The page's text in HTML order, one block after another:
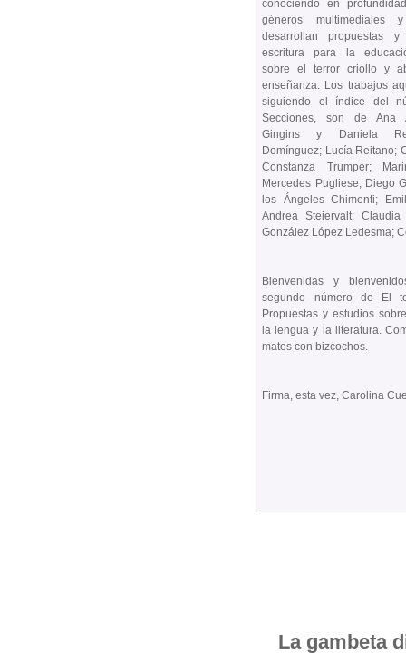
conociendo en
géneros multimediales
desarrollan propuestas
escritura para la
sobre el terror criollo y
enseñanza. Los trabajos
siguiendo el índice del
Secciones, son de Ana
Gingins y Daniela
Domínguez; Lucía Reitano;
Constanza Trumper;
Mercedes Pugliese; Diego
los Ángeles Chimenti;
Andrea Steiervalt;
González López Ledesma;
Bienvenidas y
segundo número de El
Propuestas y estudios
la lengua y la literatura.
mates con bizcochos.
Firma, esta vez, Carolina
La gambeta